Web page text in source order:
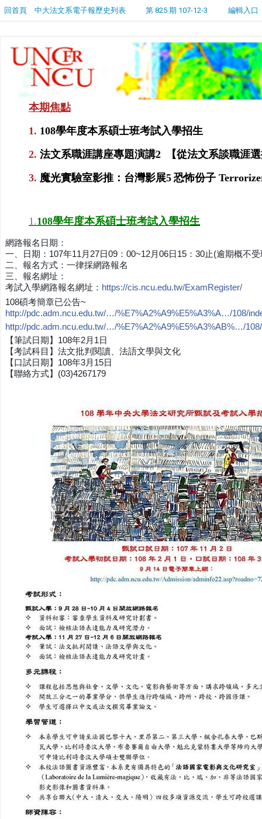
回首頁 中大法文系電子報歷史列表 第 825 期 107-12-3 編輯入口